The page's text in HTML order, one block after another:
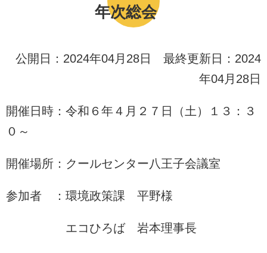
年次総会
公開日：2024年04月28日 最終更新日：2024
年04月28日
開催日時：令和６年４月２７日（土）１３：３
０～
開催場所：クールセンター八王子会議室
参加者 ：環境政策課 平野様
エコひろば 岩本理事長